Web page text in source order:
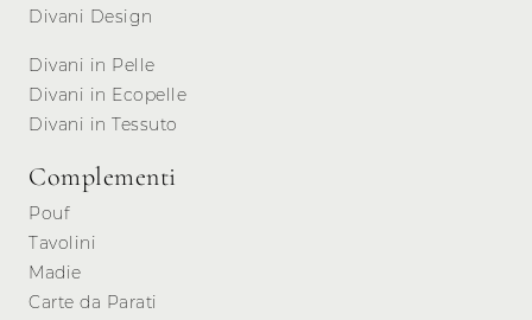
Divani Design
Divani in Pelle
Divani in Ecopelle
Divani in Tessuto
Complementi
Pouf
Tavolini
Madie
Carte da Parati